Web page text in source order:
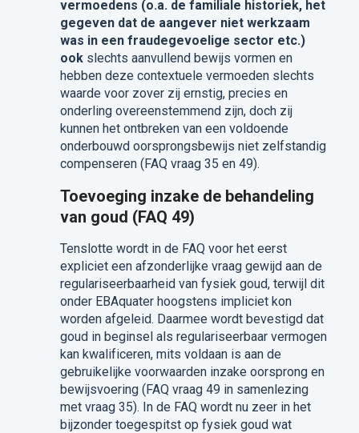
vermoedens (o.a. de familiale historiek, het
gegeven dat de aangever niet werkzaam
was in een fraudegevoelige sector etc.)
ook slechts aanvullend bewijs vormen en
hebben deze contextuele vermoeden slechts
waarde voor zover zij ernstig, precies en
onderling overeenstemmend zijn, doch zij
kunnen het ontbreken van een voldoende
onderbouwd oorsprongsbewijs niet zelfstandig
compenseren (FAQ vraag 35 en 49).
Toevoeging inzake de behandeling
van goud (FAQ 49)
Tenslotte wordt in de FAQ voor het eerst
expliciet een afzonderlijke vraag gewijd aan de
regulariseerbaarheid van fysiek goud, terwijl dit
onder EBAquater hoogstens impliciet kon
worden afgeleid. Daarmee wordt bevestigd dat
goud in beginsel als regulariseerbaar vermogen
kan kwalificeren, mits voldaan is aan de
gebruikelijke voorwaarden inzake oorsprong en
bewijsvoering (FAQ vraag 49 in samenlezing
met vraag 35). In de FAQ wordt nu zeer in het
bijzonder toegespitst op fysiek goud wat